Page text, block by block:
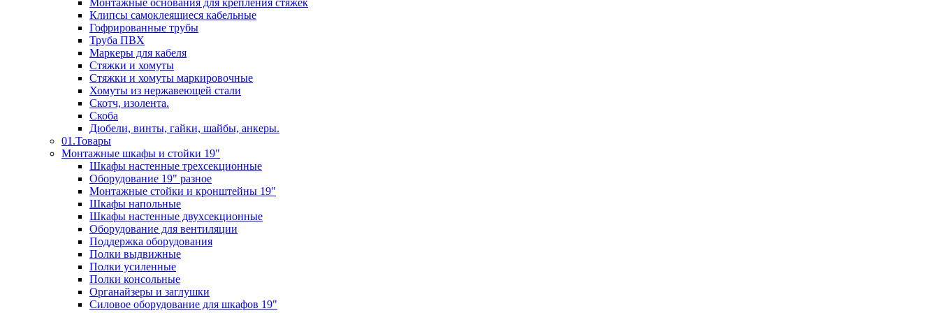
Монтажные основания для крепления стяжек
Клипсы самоклеящиеся кабельные
Гофрированные трубы
Труба ПВХ
Маркеры для кабеля
Стяжки и хомуты
Стяжки и хомуты маркировочные
Хомуты из нержавеющей стали
Скотч, изолента.
Скоба
Дюбели, винты, гайки, шайбы, анкеры.
01.Товары
Монтажные шкафы и стойки 19"
Шкафы настенные трехсекционные
Оборудование 19" разное
Монтажные стойки и кронштейны 19"
Шкафы напольные
Шкафы настенные двухсекционные
Оборудование для вентиляции
Поддержка оборудования
Полки выдвижные
Полки усиленные
Полки консольные
Органайзеры и заглушки
Силовое оборудование для шкафов 19"